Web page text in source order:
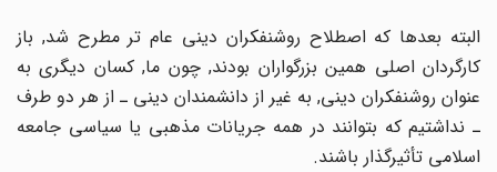
البته بعدها که اصطلاح روشنفکران دینى عام تر مطرح شد, باز
کارگردان اصلى همین بزرگواران بودند, چون ما, کسان دیگرى به
عنوان روشنفکران دینى, به غیر از دانشمندان دینى ـ از هر دو طرف
ـ نداشتیم که بتوانند در همه جریانات مذهبى یا سیاسى جامعه
اسلامى تأثیرگذار باشند.